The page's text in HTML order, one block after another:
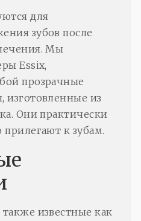
для
зубов после
Мы
Essix,
прозрачные
из
Они практически
к зубам.
известные как